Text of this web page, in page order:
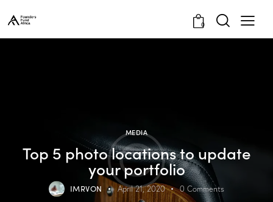
0
MEDIA
Top 5 photo locations to update
your portfolio
IMRVON April 21, 2020 0 Comments